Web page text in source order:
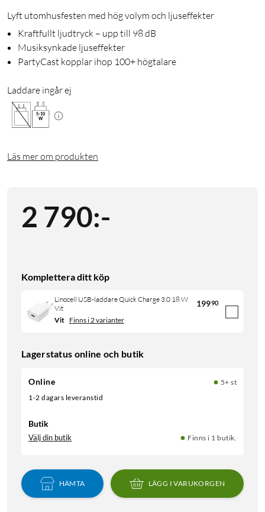
Lyft utomhusfesten med hög volym och ljuseffekter
Kraftfullt ljudtryck – upp till 98 dB
Musiksynkade ljuseffekter
PartyCast kopplar ihop 100+ högtalare
Laddare ingår ej
5-10
W
Läs mer om produkten
2 790:-
Komplettera ditt köp
Linocell USB-laddare Quick Charge 3.0 18 W
Vit
19990
Vit Finns i 2 varianter
Lagerstatus online och butik
Online
5+ st
1-2 dagars leveranstid
Butik
Välj din butik Finns i 1 butik.
HÄMTA LÄGG I VARUKORGEN